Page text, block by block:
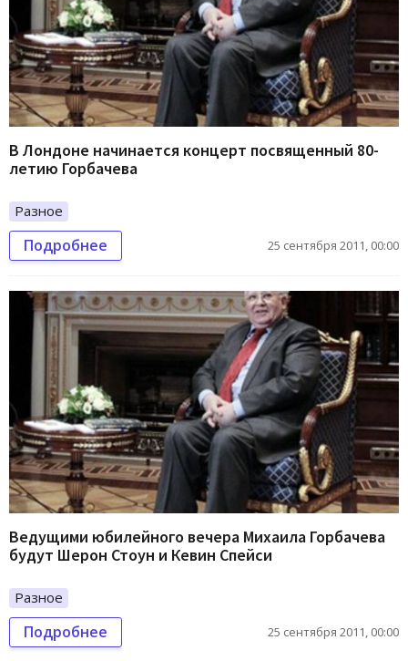
В Лондоне начинается концерт посвященный 80-
летию Горбачева
Разное
Подробнее 25 сентября 2011, 00:00
Ведущими юбилейного вечера Михаила Горбачева
будут Шерон Стоун и Кевин Спейси
Разное
Подробнее 25 сентября 2011, 00:00